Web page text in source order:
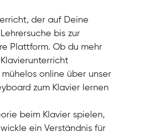
der auf Deine
bis zur
Plattform. Ob du mehr
online über unser
zum Klavier lernen
beim Klavier spielen,
ein Verständnis für